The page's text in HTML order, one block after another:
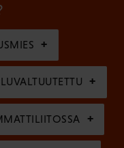
i
n
e
n
)
l
i
n
e